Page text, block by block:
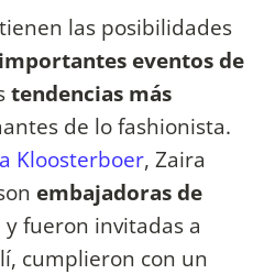
tienen las posibilidades
importantes eventos de
tendencias más
de lo fashionista.
Kloosterboer, Zaira
embajadoras de
y fueron invitadas a
cumplieron con un